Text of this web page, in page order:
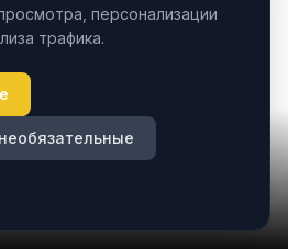
персонализации
трафика.